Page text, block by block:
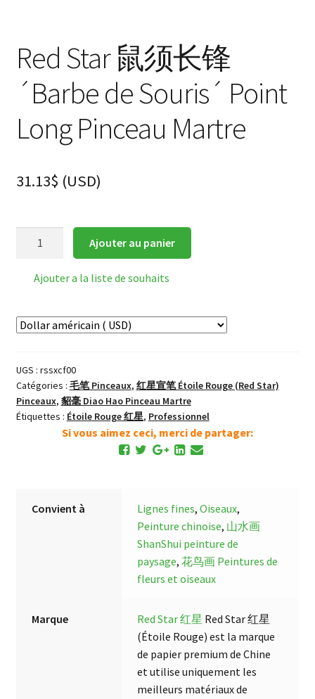
Red Star 鼠须长锋
´Barbe de Souris´ Point
Long Pinceau Martre
31.13$ (USD)
须
´Barbe
de
Souris
Ajouter au panier
Ajouter a la liste de souhaits
UGS : rssxcf00
Catégories : 毛笔 Pinceaux, 红星宣笔 Étoile Rouge (Red Star)
Pinceaux, 貂毫 Diao Hao Pinceau Martre
Étiquettes : Étoile Rouge 红星, Professionnel
Si vous aimez ceci, merci de partager:
Convient à Lignes fines,Oiseaux,
Peinture chinoise, 山水画
ShanShui peinture de
paysage,花鸟画 Peintures de
fleurs et oiseaux
Marque Red Star 红星 Red Star 红星
(Étoile Rouge) est la marque
de papier premium de Chine
et utilise uniquement les
meilleurs matériaux de